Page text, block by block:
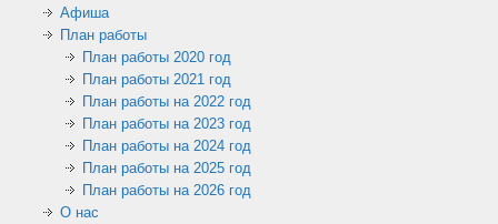
Афиша
План работы
План работы 2020 год
План работы 2021 год
План работы на 2022 год
План работы на 2023 год
План работы на 2024 год
План работы на 2025 год
План работы на 2026 год
О нас